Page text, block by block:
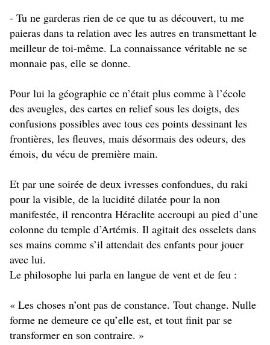
- Tu ne garderas rien de ce que tu as découvert, tu me
paieras dans ta relation avec les autres en transmettant le
meilleur de toi-même. La connaissance véritable ne se
monnaie pas, elle se donne.
Pour lui la géographie ce n’était plus comme à l’école
des aveugles, des cartes en relief sous les doigts, des
confusions possibles avec tous ces points dessinant les
frontières, les fleuves, mais désormais des odeurs, des
émois, du vécu de première main.
Et par une soirée de deux ivresses confondues, du raki
pour la visible, de la lucidité dilatée pour la non
manifestée, il rencontra Héraclite accroupi au pied d’une
colonne du temple d’Artémis. Il agitait des osselets dans
ses mains comme s’il attendait des enfants pour jouer
avec lui.
Le philosophe lui parla en langue de vent et de feu :
« Les choses n’ont pas de constance. Tout change. Nulle
forme ne demeure ce qu’elle est, et tout finit par se
transformer en son contraire. »